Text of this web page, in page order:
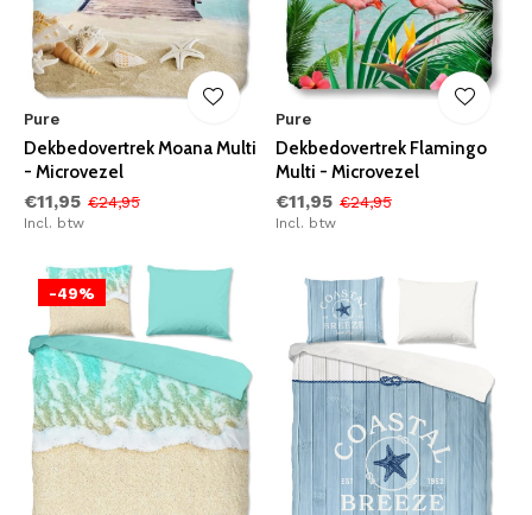
Pure
Dekbedovertrek Moana Multi
- Microvezel
€11,95 €24,95
Incl. btw
Pure
Dekbedovertrek Flamingo
Multi - Microvezel
€11,95 €24,95
Incl. btw
-49%